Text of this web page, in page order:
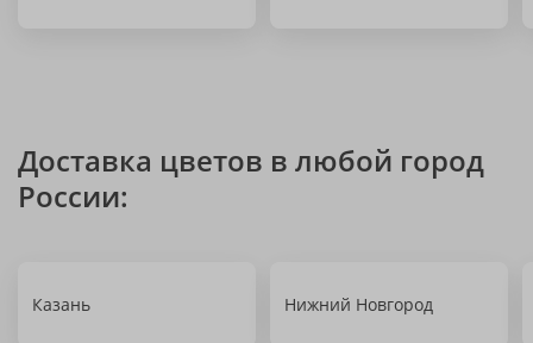
Доставка цветов в любой город
России:
Казань Нижний Новгород